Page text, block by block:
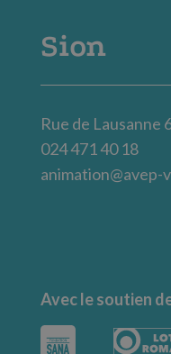
Sion
Rue de Lausanne
024 471 40 18
animation@avep-
Avec le soutien